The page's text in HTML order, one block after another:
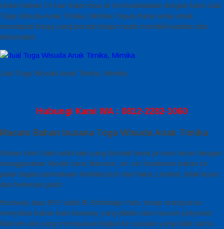
Untuk Bahan DI luar Saten bisa di Komunikasikan dengan kami Jual
Toga Wisuda Anak Timika, Mimika Papua Barat anda untuk
mendapati harga yang beradu tetapi masih memiliki kualitas dan
terkomplet.
Jual Toga Wisuda Anak Timika, Mimika
Hubungi Kami WA : 0812-2282-1060
Macam Bahan busana Toga Wisuda Anak Timika
Bahan Kain Satin ialah kain yang dicetak lewat proses tenun dengan
menggunakan Model serat filament, ciri-ciri fundamen bahan ini
pada bagian permukaan berkilau,licin dan halus,Lembut, tidak kusut
dan berkesan jatuh
Bestway atau BSY ialah Bi Shrinkage Yarn, kerap orang terus
menyebut bahan kain bestway yang dibikin dari macam polyester
fiilamen asli yang mempunyai tingkat ke susutan yang tidak sama